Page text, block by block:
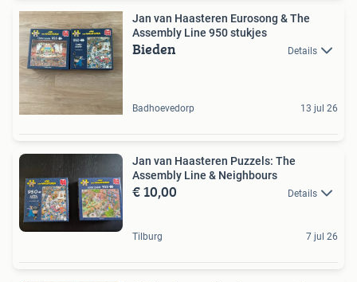
Jan van Haasteren Eurosong & The
Assembly Line 950 stukjes
Bieden Details
Badhoevedorp 13 jul 26
Jan van Haasteren Puzzels: The
Assembly Line & Neighbours
€ 10,00 Details
Tilburg 7 jul 26